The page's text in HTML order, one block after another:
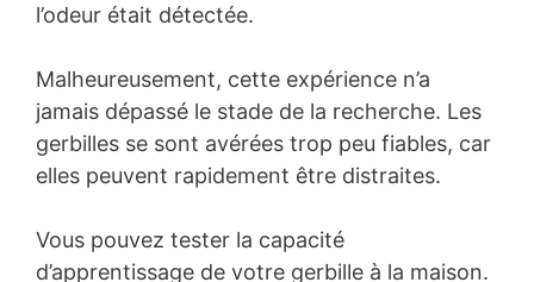
l’odeur était détectée.
Malheureusement, cette expérience n’a
jamais dépassé le stade de la recherche. Les
gerbilles se sont avérées trop peu fiables, car
elles peuvent rapidement être distraites.
Vous pouvez tester la capacité
d’apprentissage de votre gerbille à la maison.